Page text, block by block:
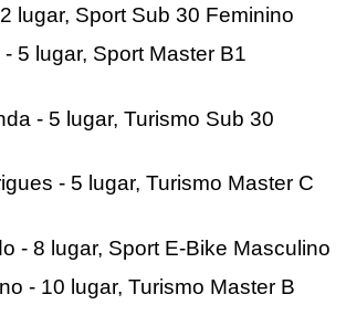
lugar, Sport Sub 30 Feminino
- 5 lugar, Sport Master B1
- 5 lugar, Turismo Sub 30
- 5 lugar, Turismo Master C
- 8 lugar, Sport E-Bike Masculino
- 10 lugar, Turismo Master B